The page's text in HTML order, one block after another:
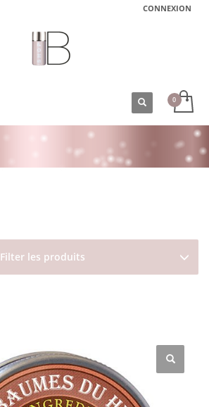
CONNEXION
Filter les produits